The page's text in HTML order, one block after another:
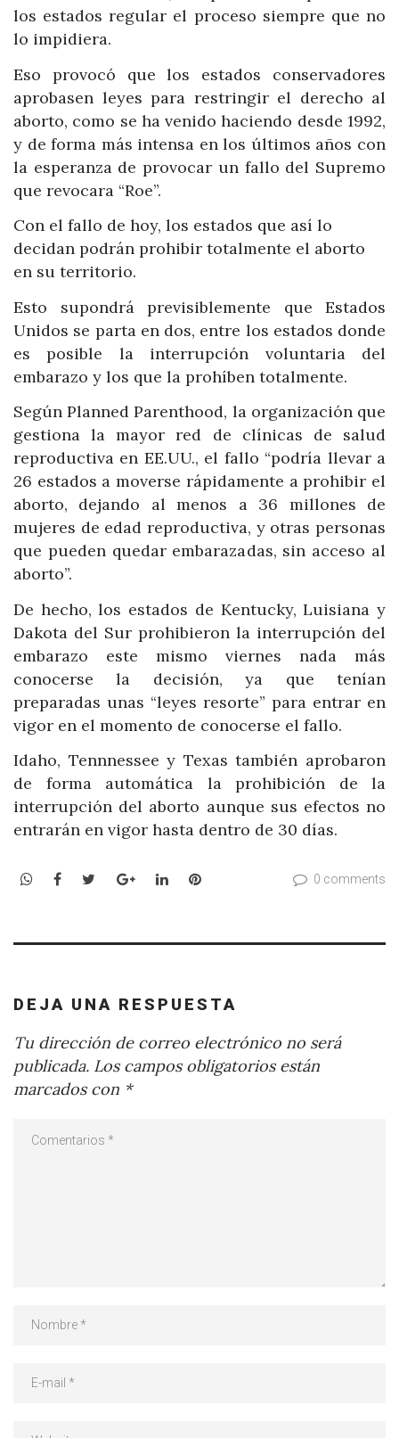
los estados regular el proceso siempre que no
lo impidiera.
Eso provocó que los estados conservadores
aprobasen leyes para restringir el derecho al
aborto, como se ha venido haciendo desde 1992,
y de forma más intensa en los últimos años con
la esperanza de provocar un fallo del Supremo
que revocara “Roe”.
Con el fallo de hoy, los estados que así lo
decidan podrán prohibir totalmente el aborto
en su territorio.
Esto supondrá previsiblemente que Estados
Unidos se parta en dos, entre los estados donde
es posible la interrupción voluntaria del
embarazo y los que la prohíben totalmente.
Según Planned Parenthood, la organización que
gestiona la mayor red de clínicas de salud
reproductiva en EE.UU., el fallo “podría llevar a
26 estados a moverse rápidamente a prohibir el
aborto, dejando al menos a 36 millones de
mujeres de edad reproductiva, y otras personas
que pueden quedar embarazadas, sin acceso al
aborto”.
De hecho, los estados de Kentucky, Luisiana y
Dakota del Sur prohibieron la interrupción del
embarazo este mismo viernes nada más
conocerse la decisión, ya que tenían
preparadas unas “leyes resorte” para entrar en
vigor en el momento de conocerse el fallo.
Idaho, Tennnessee y Texas también aprobaron
de forma automática la prohibición de la
interrupción del aborto aunque sus efectos no
entrarán en vigor hasta dentro de 30 días.
WhatsApp
Facebook
TwitterGoogle+LinkedInPinterest 0 comments
DEJA UNA RESPUESTA
Tu dirección de correo electrónico no será
publicada. Los campos obligatorios están
marcados con *